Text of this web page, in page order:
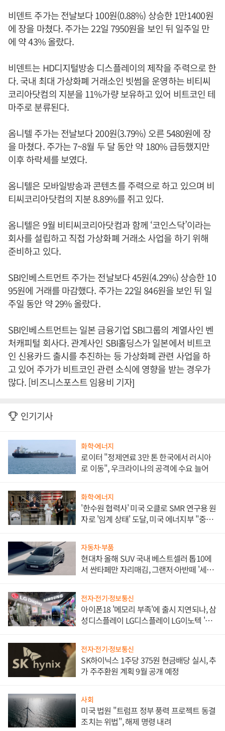
비덴트 주가는 전날보다 100원(0.88%) 상승한 1만1400원
에 장을 마쳤다. 주가는 22일 7950원을 보인 뒤 일주일 만
에 약 43% 올랐다.
비덴트는 HD디지털방송 디스플레이의 제작을 주력으로 한
다. 국내 최대 가상화폐 거래소인 빗썸을 운영하는 비티씨
코리아닷컴의 지분을 11%가량 보유하고 있어 비트코인 테
마주로 분류된다.
옴니텔 주가는 전날보다 200원(3.79%) 오른 5480원에 장
을 마쳤다. 주가는 7~8월 두 달 동안 약 180% 급등했지만
이후 하락세를 보였다.
옴니텔은 모바일방송과 콘텐츠를 주력으로 하고 있으며 비
티씨코리아닷컴의 지분 8.89%를 쥐고 있다.
옴니텔은 9월 비티씨코리아닷컴과 함께 ‘코인스닥’이라는
회사를 설립하고 직접 가상화폐 거래소 사업을 하기 위해
준비하고 있다.
SBI인베스트먼트 주가는 전날보다 45원(4.29%) 상승한 10
95원에 거래를 마감했다. 주가는 22일 846원을 보인 뒤 일
주일 동안 약 29% 올랐다.
SBI인베스트먼트는 일본 금융기업 SBI그룹의 계열사인 벤
처캐피털 회사다. 관계사인 SBI홀딩스가 일본에서 비트코
인 신용카드 출시를 추진하는 등 가상화폐 관련 사업을 하
고 있어 주가가 비트코인 관련 소식에 영향을 받는 경우가
많다. [비즈니스포스트 임용비 기자]
인기기사
화학·에너지
로이터 "정제연료 3만 톤 한국에서 러시아
로 이동", 우크라이나의 공격에 수요 늘어
화학·에너지
'한수원 협력사' 미국 오클로 SMR 연구용 원
자로 '임계 상태' 도달, 미국 에너지부 "중요
자동차·부품
현대차 올해 SUV 국내 베스트셀러 톱10에
서 싼타페만 자리매김, 그랜저·아반떼 '세단
전자·전기·정보통신
아이폰18 '메모리 부족'에 출시 지연되나, 삼
성디스플레이 LG디스플레이 LG이노텍 '탈
전자·전기·정보통신
SK하이닉스 1주당 375원 현금배당 실시, 추
가 주주환원 계획 9월 공개 예정
사회
미국 법원 "트럼프 정부 풍력 프로젝트 동결
조치는 위법", 해제 명령 내려